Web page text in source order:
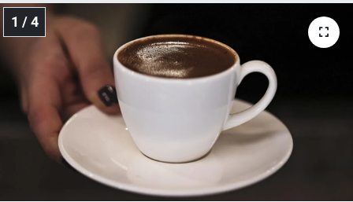
1 / 4
Gün Ortası
Gündem Özel
Günün görüntüsü
Haber